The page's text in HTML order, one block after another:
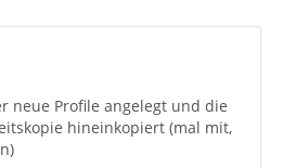
neue Profile angelegt und die
hineinkopiert (mal mit,